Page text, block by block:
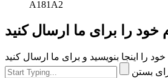
A181A2
خود را اینجا بنویسید و برای ما ارسال کنید
بستن